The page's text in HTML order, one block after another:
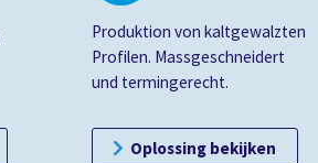
Produktion von kaltgewalzten
Profilen. Massgeschneidert
und termingerecht.
Oplossing bekijken